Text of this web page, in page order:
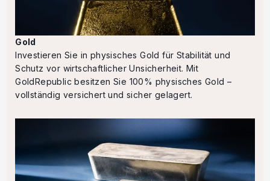
Gold
Investieren Sie in physisches Gold für Stabilität und
Schutz vor wirtschaftlicher Unsicherheit. Mit
GoldRepublic besitzen Sie 100% physisches Gold –
vollständig versichert und sicher gelagert.